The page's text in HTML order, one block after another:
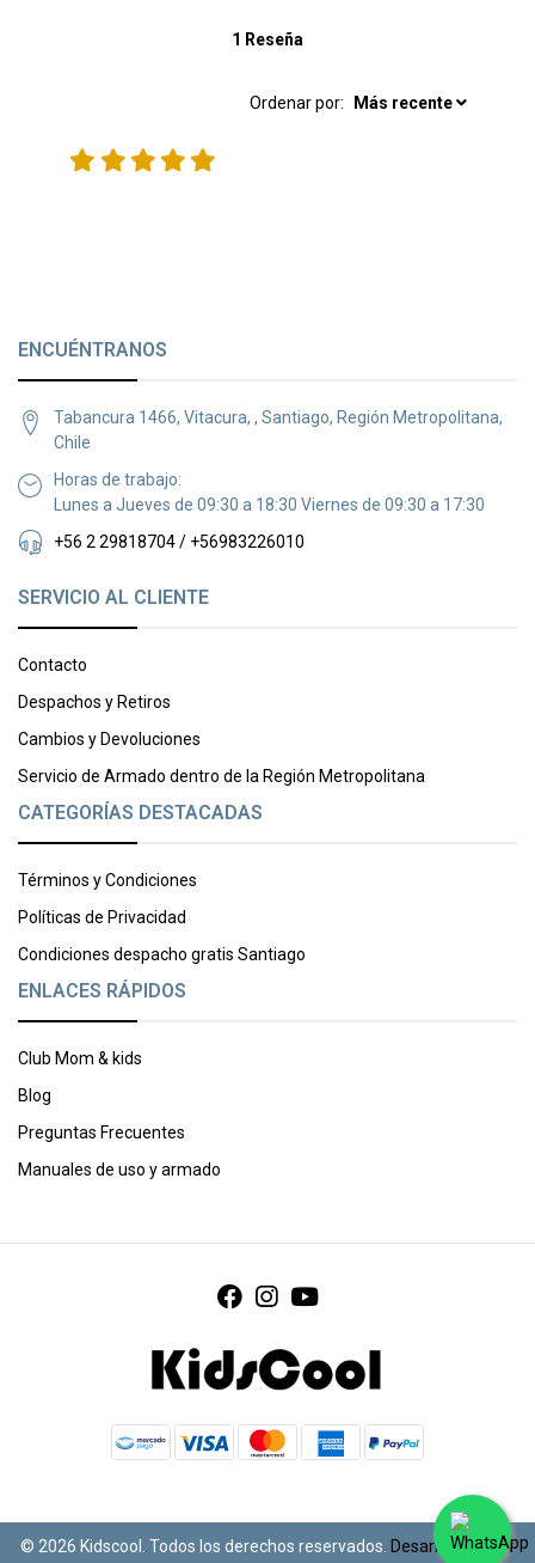
1 Reseña
Ordenar por: Más recente
ENCUÉNTRANOS
Tabancura 1466, Vitacura, , Santiago, Región Metropolitana,
Chile
Horas de trabajo:
Lunes a Jueves de 09:30 a 18:30 Viernes de 09:30 a 17:30
+56 2 29818704 / +56983226010
SERVICIO AL CLIENTE
Contacto
Despachos y Retiros
Cambios y Devoluciones
Servicio de Armado dentro de la Región Metropolitana
CATEGORÍAS DESTACADAS
Términos y Condiciones
Políticas de Privacidad
Condiciones despacho gratis Santiago
ENLACES RÁPIDOS
Club Mom & kids
Blog
Preguntas Frecuentes
Manuales de uso y armado
© 2026 Kidscool. Todos los derechos reservados. Desarrollado por